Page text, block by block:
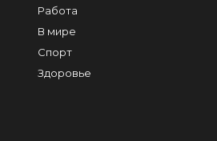
Работа
В мире
Спорт
Здоровье